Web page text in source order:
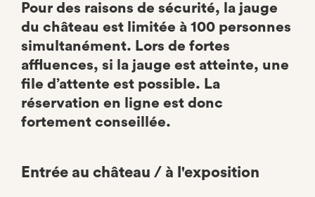
Pour des raisons de sécurité, la jauge
du château est limitée à 100 personnes
simultanément. Lors de fortes
affluences, si la jauge est atteinte, une
file d’attente est possible. La
réservation en ligne est donc
fortement conseillée.
Entrée au château / à l'exposition